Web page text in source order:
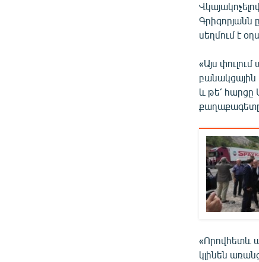
Գրիգորյանն
սեղմում է
«Այս
բանակցային
և թե՛ հարցը
«Որովհետև
կլինեն